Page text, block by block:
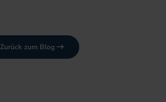
Zurück zum Blog